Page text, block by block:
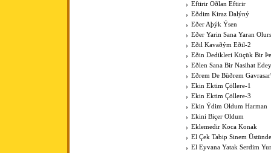
Eftirir Oðlan Eftirir
Eðdim Kiraz Dalýný
Eðer Aþýk Ýsen
Eðer Yarin Sana Yaran
Eðil Kavaðým Eðil-2
Eðin Dedikleri Küçük Bir
Eðlen Sana Bir Nasihat
Eðrem De Büðrem
Ekin Ektim Çöllere-1
Ekin Ektim Çöllere-3
Ekin Ýdim Oldum Harman
Ekini Biçer Oldum
Eklemedir Koca Konak
El Çek Tabip Sinem
El Eyvana Yatak Serdim